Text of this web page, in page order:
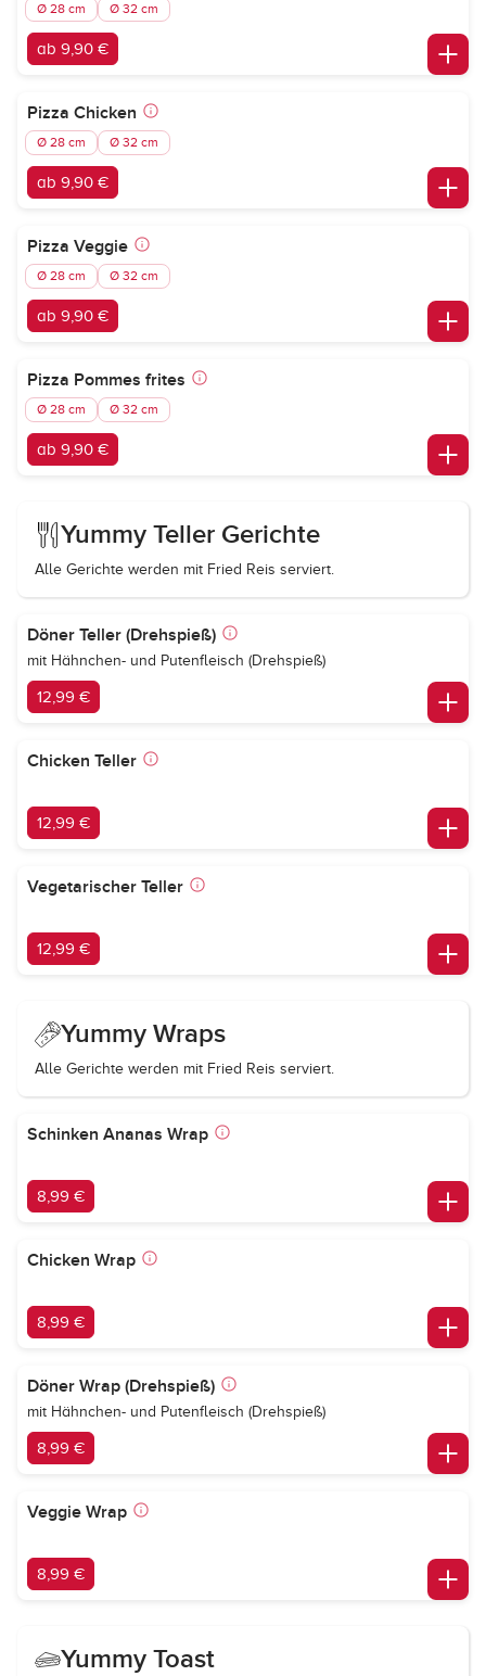
Ø 28 cm Ø 32 cm
ab 9,90 €
Pizza Chicken
Ø 28 cm Ø 32 cm
ab 9,90 €
Pizza Veggie
Ø 28 cm Ø 32 cm
ab 9,90 €
Pizza Pommes frites
Ø 28 cm Ø 32 cm
ab 9,90 €
Yummy Teller Gerichte
Alle Gerichte werden mit Fried Reis serviert.
Döner Teller (Drehspieß)
mit Hähnchen- und Putenfleisch (Drehspieß)
12,99 €
Chicken Teller
12,99 €
Vegetarischer Teller
12,99 €
Yummy Wraps
Alle Gerichte werden mit Fried Reis serviert.
Schinken Ananas Wrap
8,99 €
Chicken Wrap
8,99 €
Döner Wrap (Drehspieß)
mit Hähnchen- und Putenfleisch (Drehspieß)
8,99 €
Veggie Wrap
8,99 €
Yummy Toast